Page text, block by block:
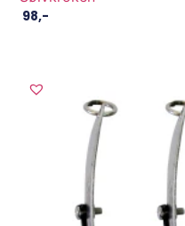
98,-